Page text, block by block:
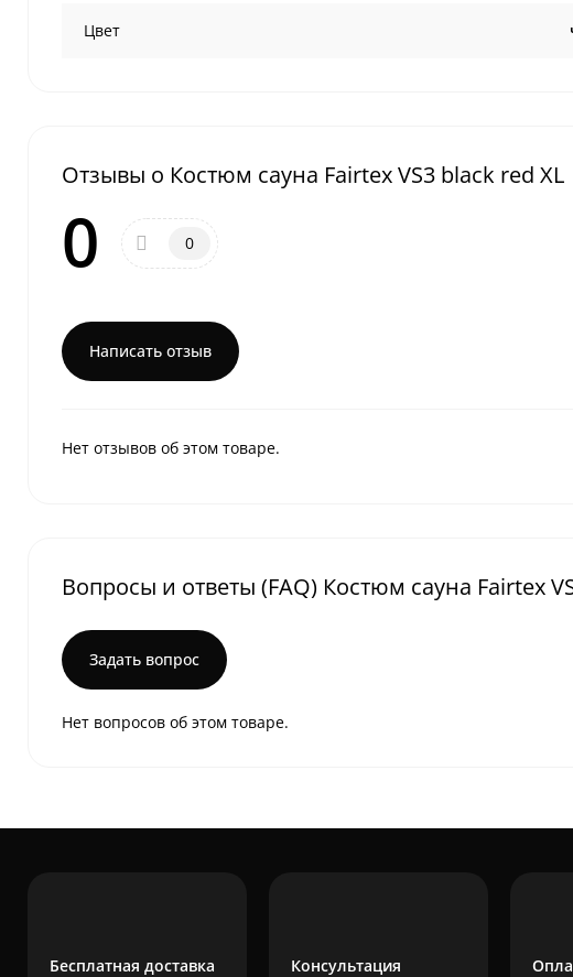
Цвет
Отзывы о Костюм сауна Fairtex VS3 black red XL
0 0
Написать отзыв
Нет отзывов об этом товаре.
Вопросы и ответы (FAQ) Костюм сауна Fairtex
Задать вопрос
Нет вопросов об этом товаре.
Бесплатная доставка Консультация